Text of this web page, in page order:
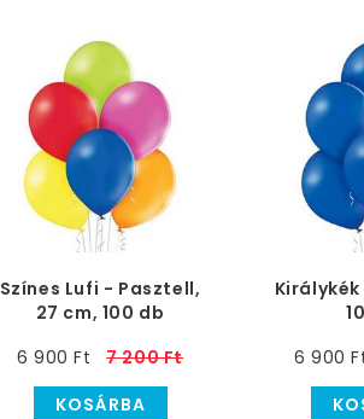
Színes Lufi - Pasztell,
27 cm, 100 db
6 900 Ft
7 200 Ft
KOSÁRBA
6 900